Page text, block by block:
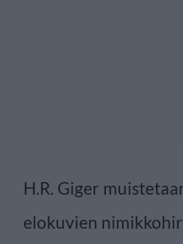
H.R. Giger
elokuvien